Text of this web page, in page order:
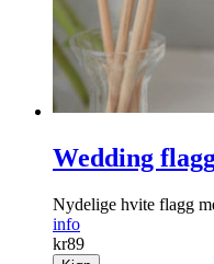
Wedding
Nydelige hvite flagg
info
kr89